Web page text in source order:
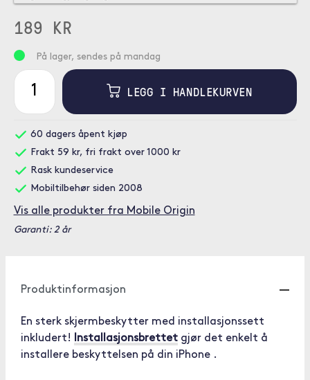
189 KR
På lager, sendes på mandag
LEGG I HANDLEKURVEN
60 dagers åpent kjøp
Frakt 59 kr, fri frakt over 1000 kr
Rask kundeservice
Mobiltilbehør siden 2008
Vis alle produkter fra Mobile Origin
Garanti: 2 år
Produktinformasjon
En sterk skjermbeskytter med installasjonssett
inkludert!
Installasjonsbrettet gjør det enkelt å
installere beskyttelsen på din iPhone .